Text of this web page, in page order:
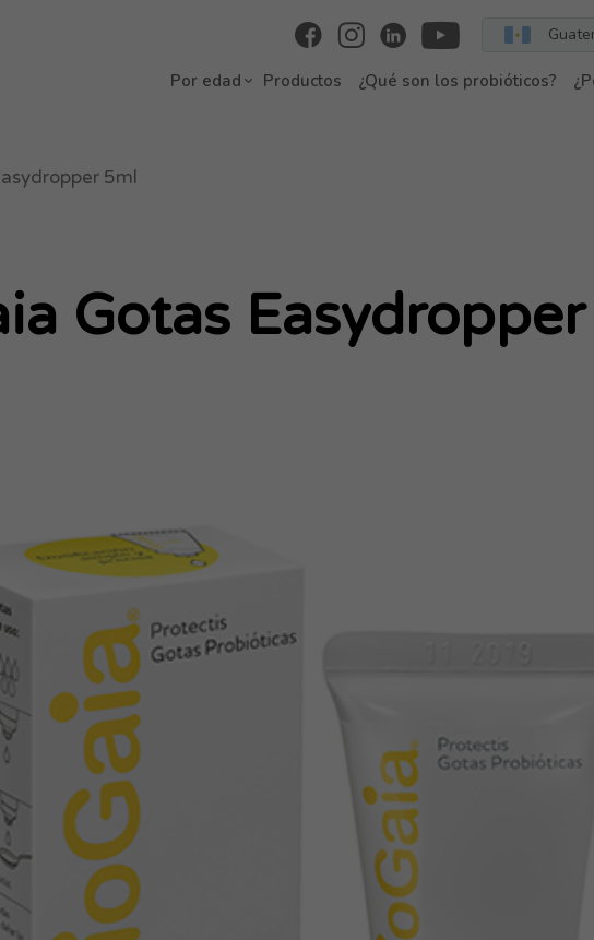
Por edad Productos ¿Qué son los probióticos?
5ml
Gotas Easydropper